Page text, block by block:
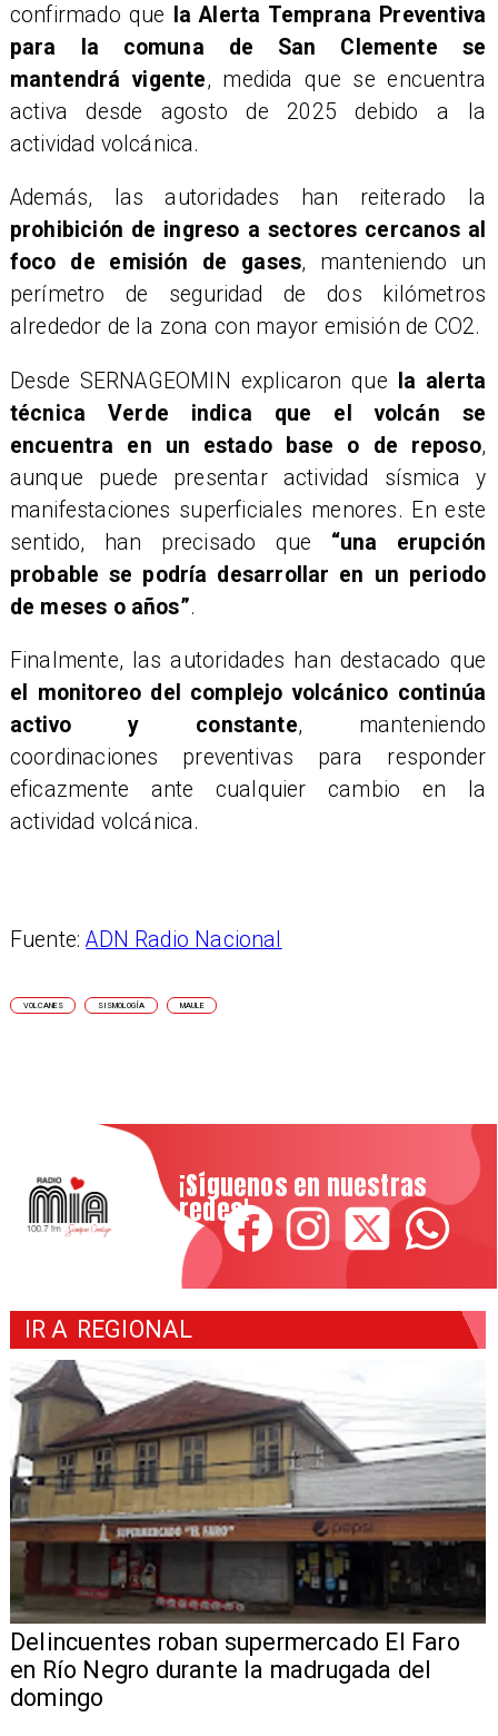
confirmado que
la Alerta Temprana Preventiva
para la comuna de San Clemente se
mantendrá vigente, medida que se encuentra
activa desde agosto de 2025 debido a la
actividad volcánica.
Además, las autoridades han reiterado la
prohibición de ingreso a sectores cercanos al
foco de emisión de gases, manteniendo un
perímetro de seguridad de dos kilómetros
alrededor de la zona con mayor emisión de CO2.
Desde SERNAGEOMIN explicaron que la alerta
técnica Verde indica que el volcán se
encuentra en un estado base o de reposo,
aunque puede presentar actividad sísmica y
manifestaciones superficiales menores. En este
sentido, han precisado que “una erupción
probable se podría desarrollar en un periodo
de meses o años”.
Finalmente, las autoridades han destacado que
el monitoreo del complejo volcánico continúa
activo y constante, manteniendo
coordinaciones preventivas para responder
eficazmente ante cualquier cambio en la
actividad volcánica.
Fuente:ADN Radio Nacional
VOLCANES SISMOLOGÍA MAULE
¡Síguenos en nuestras
redes!
IR A REGIONAL
Delincuentes roban supermercado El Faro
en Río Negro durante la madrugada del
domingo